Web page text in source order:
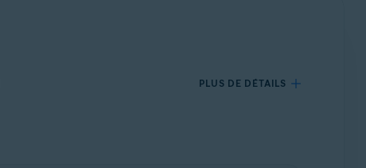
PLUS DE DÉTAILS